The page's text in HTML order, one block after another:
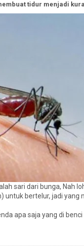
tidur menjadi
sari dari bunga, Nah
bertelur, jadi yang
apa saja yang di